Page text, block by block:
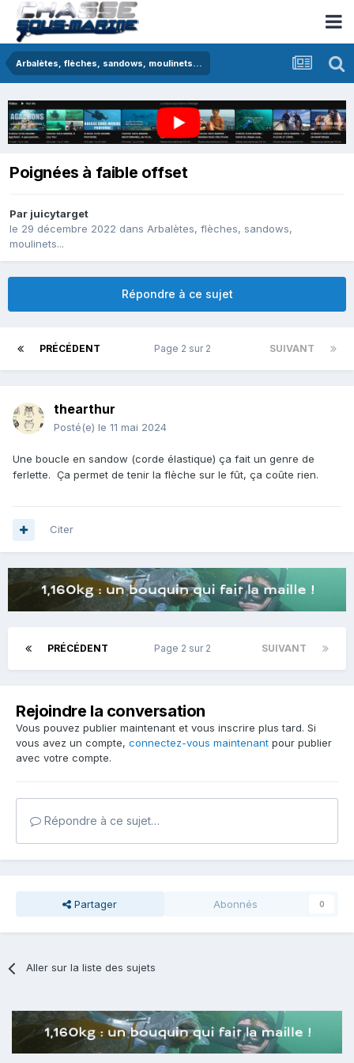
Arbalètes, flèches, sandows, moulinets...
Poignées à faible offset
Par juicytarget
le 29 décembre 2022 dans Arbalètes, flèches, sandows,
moulinets...
Répondre à ce sujet
PRÉCÉDENT SUIVANT
Page 2 sur 2
thearthur
Posté(e) le 11 mai 2024
Une boucle en sandow (corde élastique) ça fait un genre de
ferlette. Ça permet de tenir la flèche sur le fût, ça coûte rien.
Citer
PRÉCÉDENT SUIVANT
Page 2 sur 2
Rejoindre la conversation
Vous pouvez publier maintenant et vous inscrire plus tard. Si
vous avez un compte, connectez-vous maintenant pour publier
avec votre compte.
Répondre à ce sujet…
Partager Abonnés 0
Aller sur la liste des sujets